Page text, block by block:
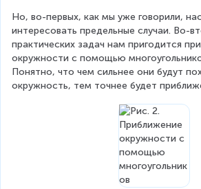
Но, во-первых, как мы уже говорили,
интересовать предельные случаи. Во-
практических задач нам пригодится
окружности с помощью
Понятно, что чем сильнее они будут
окружность, тем точнее будет